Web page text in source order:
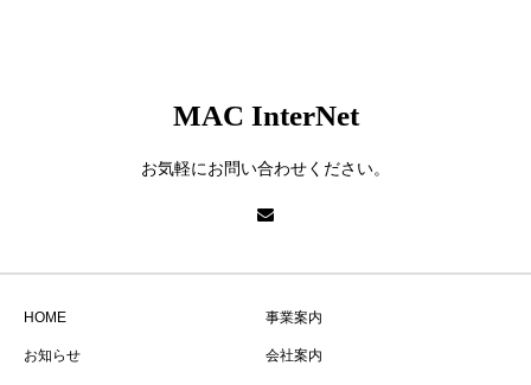
MAC InterNet
お気軽にお問い合わせください。
HOME 事業案内
お知らせ 会社案内